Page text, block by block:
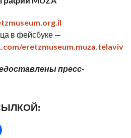
в фейсбуке —
eretzmuseum.muza.telaviv
пресс-